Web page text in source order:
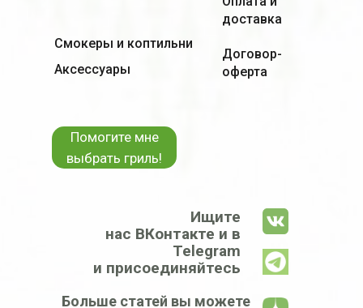
Смокеры и коптильни
доставка
Аксессуары
Ищите
нас ВКонтакте и в
Telegram
и присоединяйтесь
Помогите мне
выбрать гриль!
Договор-
оферта
Больше статей вы можете